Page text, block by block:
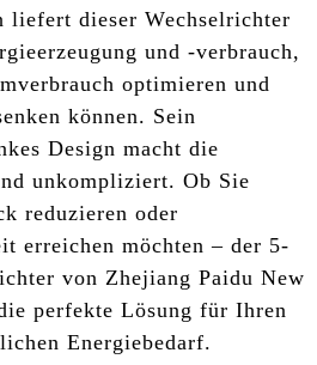
liefert dieser Wechselrichter
und -verbrauch,
optimieren und
können. Sein
Design macht die
unkompliziert. Ob Sie
reduzieren oder
erreichen möchten – der 5-
von Zhejiang Paidu New
perfekte Lösung für Ihren
Energiebedarf.